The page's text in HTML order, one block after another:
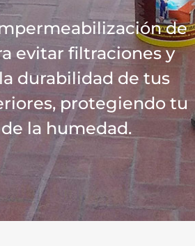
de
evitar filtraciones y
durabilidad de tus
protegiendo tu
la humedad.